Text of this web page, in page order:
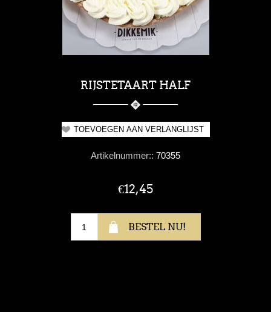
RIJSTETAART HALF
Artikelnummer:: 70355
€12,45